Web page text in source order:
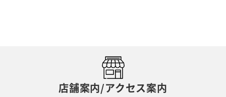
店舗案内/アクセス案内